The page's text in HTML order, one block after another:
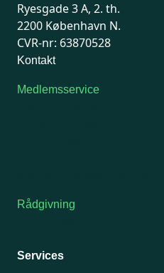
Ryesgade 3 A, 2. th.
2200 København N.
CVR-nr: 63870528
Kontakt
Medlemsservice
Rådgivning
Services